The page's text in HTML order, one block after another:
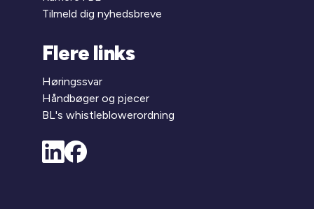
Tilmeld dig nyhedsbreve
Flere links
Høringssvar
Håndbøger og pjecer
BL's whistleblowerordning